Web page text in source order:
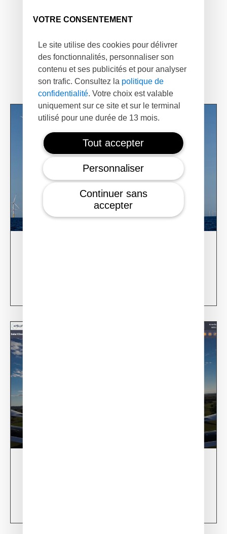
VOTRE CONSENTEMENT
Le site utilise des cookies pour délivrer
des fonctionnalités, personnaliser son
contenu et ses publicités et pour analyser
son trafic. Consultez la politique de
confidentialité. Votre choix est valable
uniquement sur ce site et sur le terminal
utilisé pour une durée de 13 mois.
Tout accepter
Personnaliser
Continuer sans
accepter